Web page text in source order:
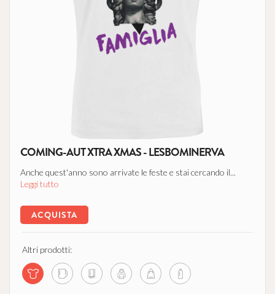
COMING-AUT XTRA XMAS - LESBOMINERVA
Anche quest'anno sono arrivate le feste e stai cercando il...
Leggi tutto
ACQUISTA
Altri prodotti: